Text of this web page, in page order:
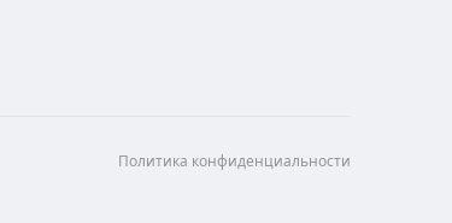
Политика конфиденциальности